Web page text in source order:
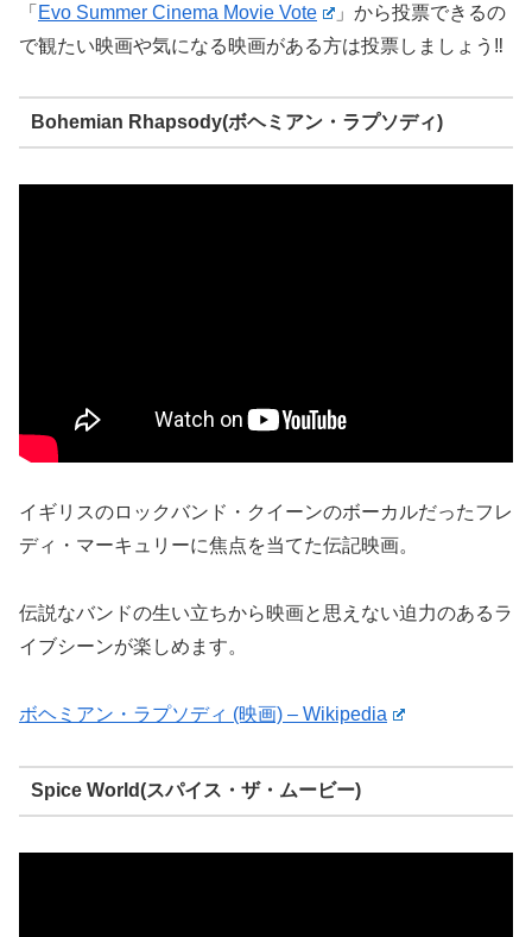
「 Evo Summer Cinema Movie Vote
」から投票できるの
で観たい映画や気になる映画がある方は投票しましょう‼️
Bohemian Rhapsody(ボヘミアン・ラプソディ)
イギリスのロックバンド・クイーンのボーカルだったフレ
ディ・マーキュリーに焦点を当てた伝記映画。
伝説なバンドの生い立ちから映画と思えない迫力のあるラ
イブシーンが楽しめます。
ボヘミアン・ラプソディ (映画) – Wikipedia
Spice World(スパイス・ザ・ムービー)